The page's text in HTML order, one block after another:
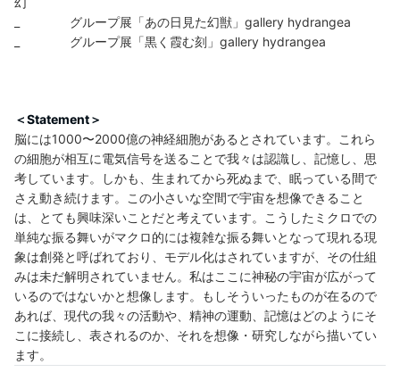
_ グループ展「あの日見た幻獣」gallery hydrangea
_ グループ展「黒く霞む刻」gallery hydrangea
＜Statement＞
脳には1000〜2000億の神経細胞があるとされています。これら
の細胞が相互に電気信号を送ることで我々は認識し、記憶し、思
考しています。しかも、生まれてから死ぬまで、眠っている間で
さえ動き続けます。この小さいな空間で宇宙を想像できること
は、とても興味深いことだと考えています。こうしたミクロでの
単純な振る舞いがマクロ的には複雑な振る舞いとなって現れる現
象は創発と呼ばれており、モデル化はされていますが、その仕組
みは未だ解明されていません。私はここに神秘の宇宙が広がって
いるのではないかと想像します。もしそういったものが在るので
あれば、現代の我々の活動や、精神の運動、記憶はどのようにそ
こに接続し、表されるのか、それを想像・研究しながら描いてい
ます。